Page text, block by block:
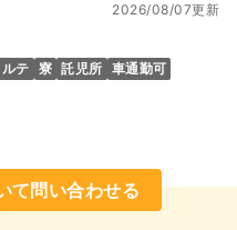
2026/08/07更新
テ 寮 託児所 車通勤可
て問い合わせる